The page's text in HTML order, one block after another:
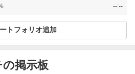
--:--
トフォリオ追加
掲示板